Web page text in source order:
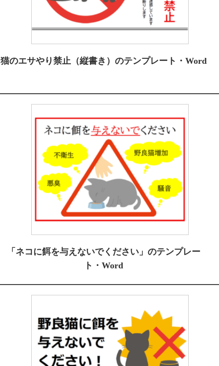
猫のエサやり禁止（縦書き）のテンプレート・Word
「ネコに餌を与えないでください」のテンプレー
ト・Word